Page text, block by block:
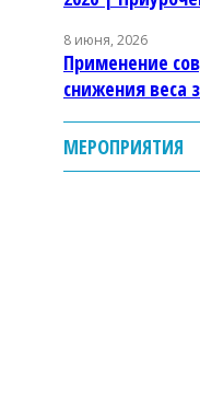
8 июня, 2026
Применение
снижения веса
МЕРОПРИЯТИЯ